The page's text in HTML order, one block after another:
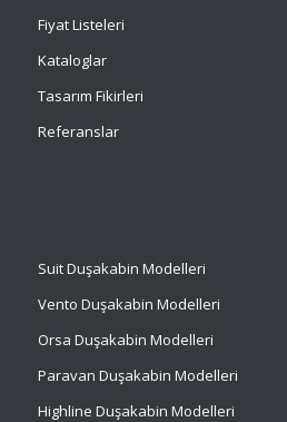
Fiyat Listeleri
Kataloglar
Tasarım Fikirleri
Referanslar
SuitDuşakabin Modelleri
Vento Duşakabin Modelleri
Orsa Duşakabin Modelleri
Paravan Duşakabin Modelleri
Highline Duşakabin Modelleri